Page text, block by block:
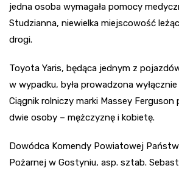
jedna osoba wymagała pomocy
Studzianna, niewielka miejscowość
drogi.
Toyota Yaris, będąca jednym z
w wypadku, była prowadzona
Ciągnik rolniczy marki Massey
dwie osoby – mężczyznę i kobietę.
Dowódca Komendy Powiatowej
Pożarnej w Gostyniu, asp. sztab.